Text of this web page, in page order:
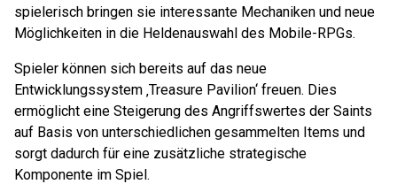
spielerisch bringen sie interessante Mechaniken und neue
Möglichkeiten in die Heldenauswahl des Mobile-RPGs.
Spieler können sich bereits auf das neue
Entwicklungssystem ‚Treasure Pavilion‘ freuen. Dies
ermöglicht eine Steigerung des Angriffswertes der Saints
auf Basis von unterschiedlichen gesammelten Items und
sorgt dadurch für eine zusätzliche strategische
Komponente im Spiel.